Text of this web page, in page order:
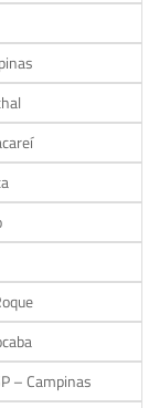
– Campinas